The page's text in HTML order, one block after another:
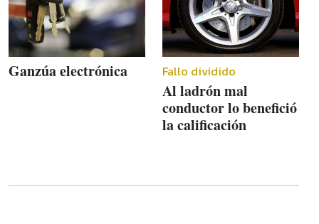
Ganzúa electrónica Fallo dividido
Al ladrón mal
conductor lo benefició
la calificación